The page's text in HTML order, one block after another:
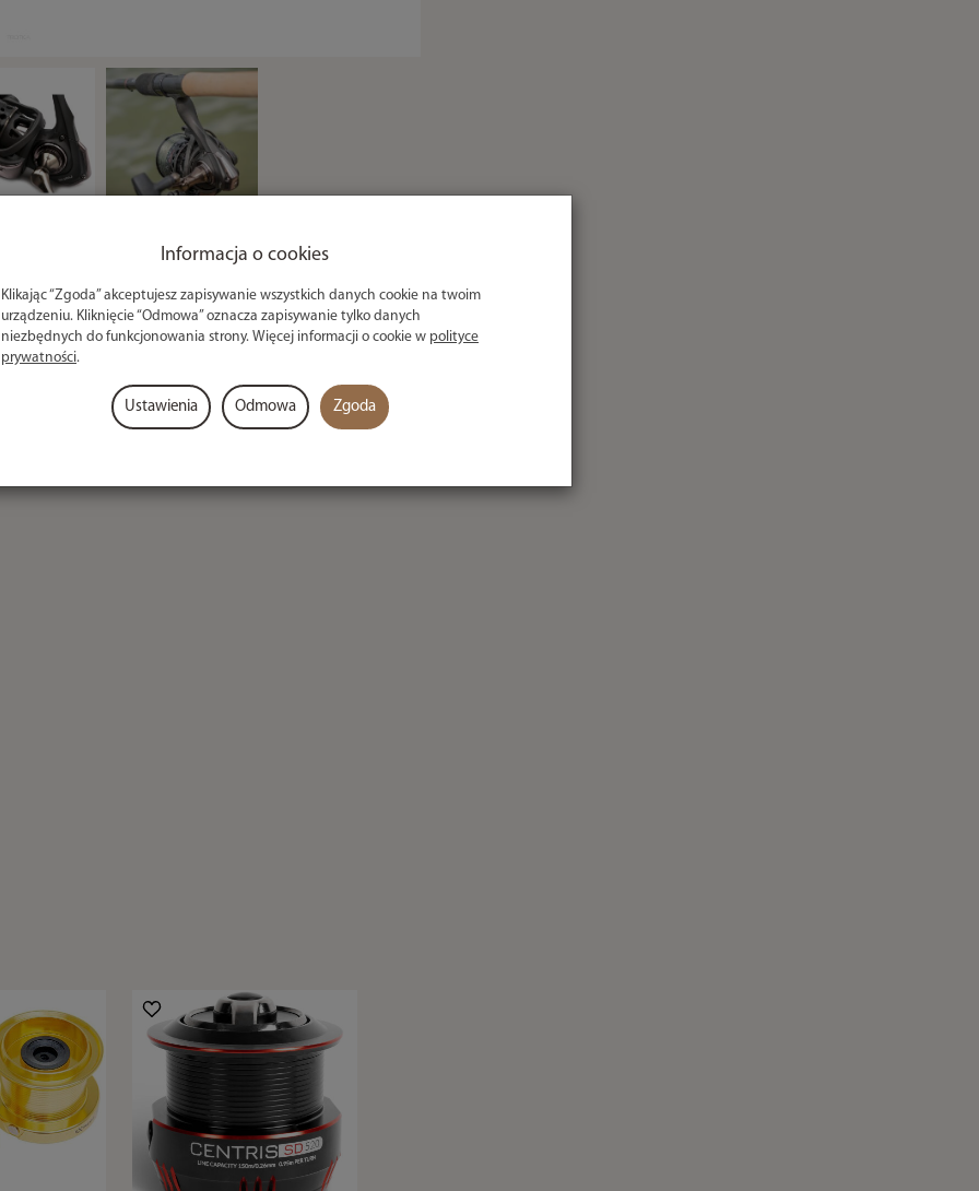
do łowienia feederem i wagglerem. Ten
można oczekiwać od kołowrotka tej kategorii i oferuje
serii A-CLASS.
Informacja o cookies
Klikając “Zgoda” akceptujesz zapisywanie wszystkich danych cookie na twoim
urządzeniu. Kliknięcie “Odmowa” oznacza zapisywanie tylko danych
niezbędnych do funkcjonowania strony. Więcej informacji o cookie w polityce
prywatności.
Ustawienia Odmowa Zgoda